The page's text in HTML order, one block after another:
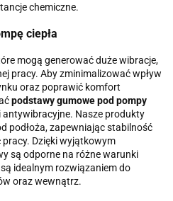
chemiczne.
ciepła
mogą generować duże wibracje,
pracy. Aby zminimalizować wpływ
oraz poprawić komfort
podstawy gumowe pod pompy
antywibracyjne. Nasze produkty
podłoża, zapewniając stabilność
Dzięki wyjątkowym
są odporne na różne warunki
idealnym rozwiązaniem do
oraz wewnątrz.